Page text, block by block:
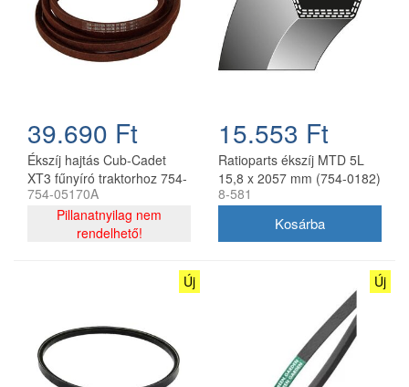
39.690 Ft
Ékszíj hajtás Cub-Cadet
XT3 fűnyíró traktorhoz 754-
05170A
754-05170A
Pillanatnyilag nem
rendelhető!
15.553 Ft
Ratioparts ékszíj MTD 5L
15,8 x 2057 mm (754-0182)
8-581
Új Új